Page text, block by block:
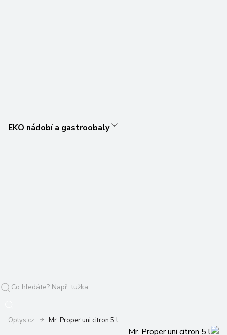
EKO nádobí a gastroobaly
Optys.cz Mr. Proper uni citron 5 l